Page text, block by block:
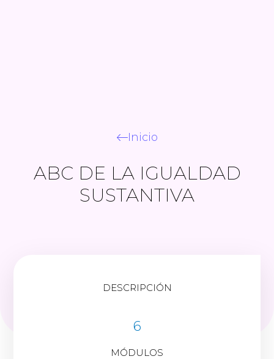
Inicio
ABC DE LA IGUALDAD
SUSTANTIVA
DESCRIPCIÓN
6
MÓDULOS